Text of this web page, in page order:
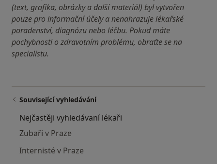
(text, grafika, obrázky a další materiál) byl vytvořen
pouze pro informační účely a nenahrazuje lékařské
poradenství, diagnózu nebo léčbu. Pokud máte
pochybnosti o zdravotním problému, obraťte se na
specialistu.
Související vyhledávání
Nejčastěji vyhledávaní lékaři
Zubaři v Praze
Internisté v Praze